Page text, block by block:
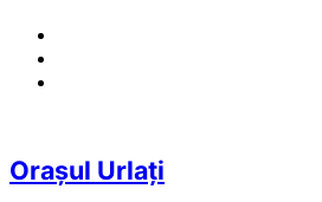
Orașul Urlați